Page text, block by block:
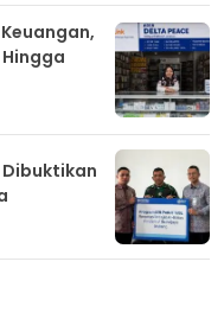
Hingga
Dibuktikan